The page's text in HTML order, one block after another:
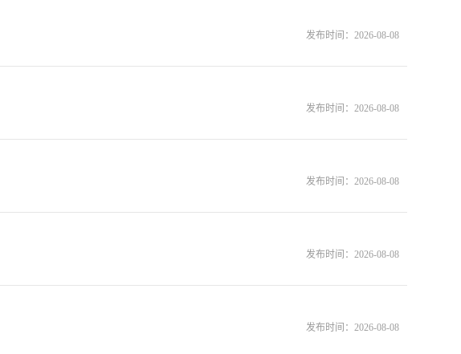
发布时间： 2026-08-08
发布时间： 2026-08-08
发布时间： 2026-08-08
发布时间： 2026-08-08
发布时间： 2026-08-08